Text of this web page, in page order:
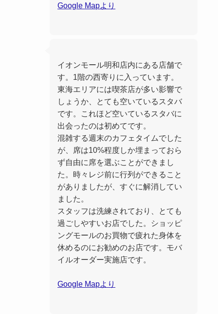
Google Mapより
イオンモール明和店内にある店舗で
す。1階の西寄りに入っています。
東海エリアには喫茶店が多い影響で
しょうか、とても空いているスタバ
です。これほど空いているスタバに
出会ったのは初めてです。
混雑する週末のカフェタイムでした
が、席は10%程度しか埋まっておら
ず自由に席を選ぶことができまし
た。時々レジ前に行列ができること
がありましたが、すぐに解消してい
ました。
スタッフは洗練されており、とても
過ごしやすいお店でした。ショッピ
ングモールのお買物で疲れた身体を
休めるのにお勧めのお店です。モバ
イルオーダー実施店です。
Google Mapより